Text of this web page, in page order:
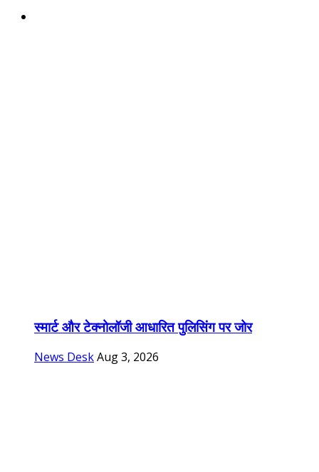
स्मार्ट और टेक्नोलॉजी आधारित पुलिसिंग पर जोर
News DeskAug 3, 2026